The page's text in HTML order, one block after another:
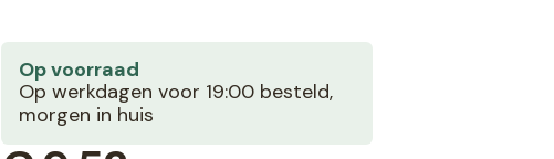
Op voorraad
Op werkdagen voor 19:00 besteld,
morgen in huis